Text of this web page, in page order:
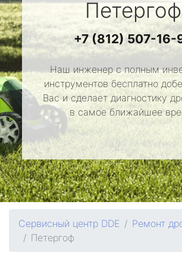
Петергоф
+7 (812) 507-16-
Наш инженер с полным
инструментов бесплатно
Вас и сделает диагностику
в самое ближайшее
Сервисный центр DDE
Ремонт
Петергоф